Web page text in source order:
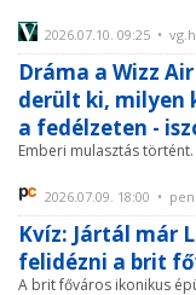
2026.07.10. 09:25 •
Dráma a Wizz
derült ki, milyen
a fedélzeten -
Emberi mulasztás történt.
2026.07.09. 18:00 •
Kvíz: Jártál már
felidézni a brit
A brit főváros ikonikus